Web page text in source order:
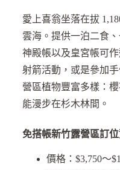
愛上喜翁坐落在拔
雲海。提供一泊二食
神殿帳以及皇宮帳可
射箭活動，或是參加
營區植物豐富多樣：
能漫步在杉木林間。
免搭帳新竹露營區訂
價格：$3,750～